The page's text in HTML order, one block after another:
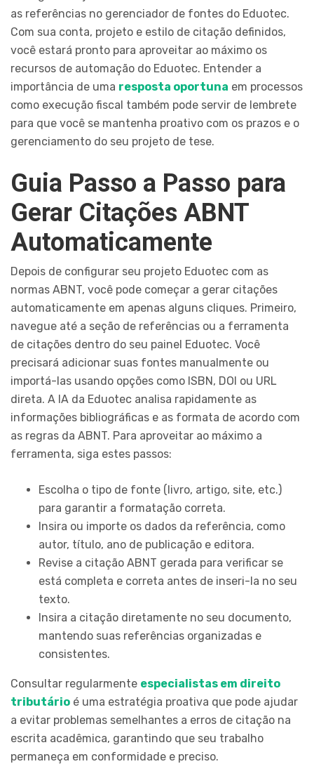
as referências no gerenciador de fontes do Eduotec.
Com sua conta, projeto e estilo de citação definidos,
você estará pronto para aproveitar ao máximo os
recursos de automação do Eduotec. Entender a
importância de uma resposta oportuna em processos
como execução fiscal também pode servir de lembrete
para que você se mantenha proativo com os prazos e o
gerenciamento do seu projeto de tese.
Guia Passo a Passo para
Gerar Citações ABNT
Automaticamente
Depois de configurar seu projeto Eduotec com as
normas ABNT, você pode começar a gerar citações
automaticamente em apenas alguns cliques. Primeiro,
navegue até a seção de referências ou a ferramenta
de citações dentro do seu painel Eduotec. Você
precisará adicionar suas fontes manualmente ou
importá-las usando opções como ISBN, DOI ou URL
direta. A IA da Eduotec analisa rapidamente as
informações bibliográficas e as formata de acordo com
as regras da ABNT. Para aproveitar ao máximo a
ferramenta, siga estes passos:
Escolha o tipo de fonte (livro, artigo, site, etc.)
para garantir a formatação correta.
Insira ou importe os dados da referência, como
autor, título, ano de publicação e editora.
Revise a citação ABNT gerada para verificar se
está completa e correta antes de inseri-la no seu
texto.
Insira a citação diretamente no seu documento,
mantendo suas referências organizadas e
consistentes.
Consultar regularmente especialistas em direito
tributário é uma estratégia proativa que pode ajudar
a evitar problemas semelhantes a erros de citação na
escrita acadêmica, garantindo que seu trabalho
permaneça em conformidade e preciso.